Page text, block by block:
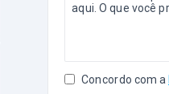
Concordo com a